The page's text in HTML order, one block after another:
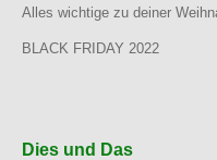
Alles wichtige zu deiner
BLACK FRIDAY 2022
Dies und Das